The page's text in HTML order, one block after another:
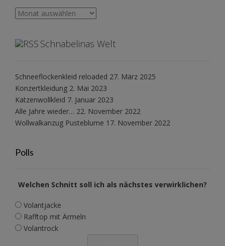
Archiv
Schnabelinas Welt
Schneeflockenkleid reloaded 27. März 2025
Konzertkleidung 2. Mai 2023
Katzenwollkleid 7. Januar 2023
Alle Jahre wieder… 22. November 2022
Wollwalkanzug Pusteblume 17. November 2022
Polls
Welchen Schnitt soll ich als nächstes verwirklichen?
Volantjacke
Rafftop mit Ärmeln
Volantrock